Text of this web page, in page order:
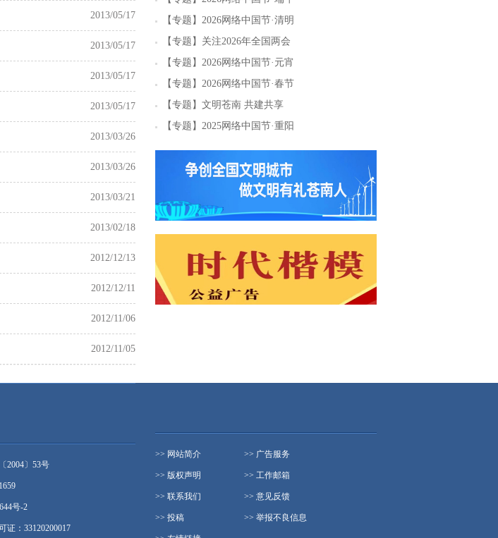
2013/05/17
2013/05/17
2013/05/17
2013/05/17
2013/03/26
2013/03/26
2013/03/21
2013/02/18
2012/12/13
2012/12/11
2012/11/06
2012/11/05
【专题】2026网络中国节·清明
【专题】关注2026年全国两会
【专题】2026网络中国节·元宵
【专题】2026网络中国节·春节
【专题】文明苍南 共建共享
【专题】2025网络中国节·重阳
2004〕53号
号-2
证：33120200017
>> 网站简介 >> 广告服务
>> 版权声明 >> 工作邮箱
>> 联系我们 >> 意见反馈
>> 投稿 >> 举报不良信息